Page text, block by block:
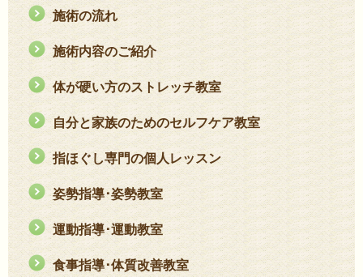
施術の流れ
施術内容のご紹介
体が硬い方のストレッチ教室
自分と家族のためのセルフケア教室
指ほぐし専門の個人レッスン
姿勢指導･姿勢教室
運動指導･運動教室
食事指導･体質改善教室